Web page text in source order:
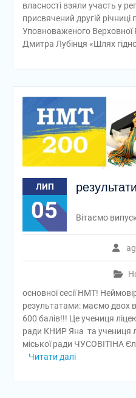
власності взяли участь у
присвячений другій
Уповноваженого
Дмитра Лубінця «Шлях
ЛИП
05 Вітаємо
основної сесії НМТ!
результатами: маємо двох
600 балів!!! Це учениця
ради КНИР Яна та учениця
міської ради ЧУСОВІТІНА
Читати далі